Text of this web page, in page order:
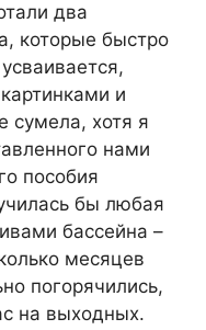
два
которые быстро
и
сумела, хотя я
нами
пособия
бы любая
бассейна –
месяцев
погорячились,
на выходных.